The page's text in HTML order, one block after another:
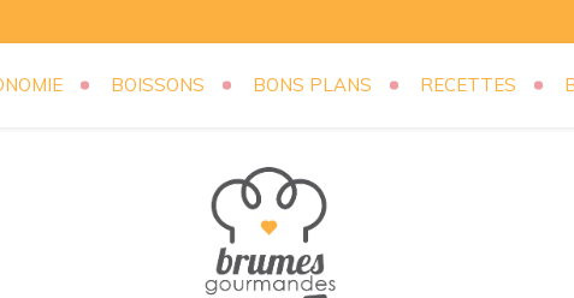
BOISSONS BONS PLANS RECETTES